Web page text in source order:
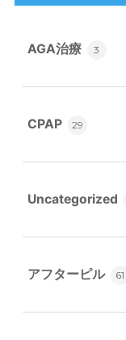
AGA治療 3
CPAP 29
Uncategorized
アフターピル 61